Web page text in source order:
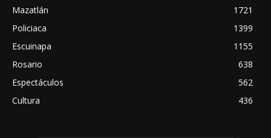
Mazatlán
1721
Policiaca
1399
Escuinapa
1155
Rosario
638
Espectáculos
562
Cultura
436